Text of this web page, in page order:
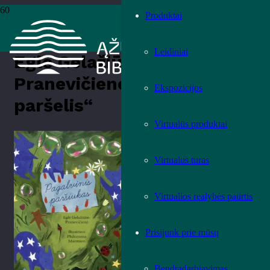
Produktai
Leidiniai
Ekspozicijos
Virtualūs produktai
Virtualus turas
Virtualios realybės patirtis
Prisijunk prie mūsų
Vaikų literatūra›Eglė Gelažiūtė-
Pranevičienė „Pagalvinis paršelis“
Eglė Gelažiūtė-
Pranevičienė „Pagalvinis
paršelis“